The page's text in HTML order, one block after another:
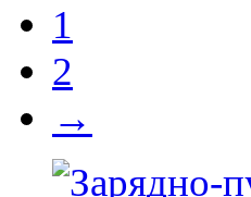
1
2
→